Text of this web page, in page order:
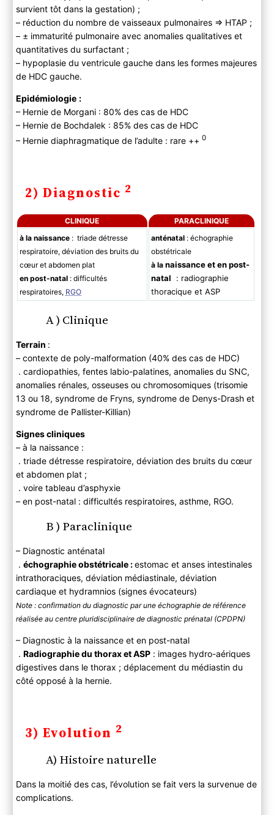
survient tôt dans la gestation) ;
– réduction du nombre de vaisseaux pulmonaires => HTAP ;
– ± immaturité pulmonaire avec anomalies qualitatives et
quantitatives du surfactant ;
– hypoplasie du ventricule gauche dans les formes majeures
de HDC gauche.
Epidémiologie :
– Hernie de Morgani : 80% des cas de HDC
– Hernie de Bochdalek : 85% des cas de HDC
– Hernie diaphragmatique de l’adulte : rare ++ 0
2) Diagnostic 2
CLINIQUE
PARACLINIQUE
à la naissance : triade détresse
respiratoire, déviation des bruits du
cœur et abdomen plat
en post-natal : difficultés
respiratoires, RGO
anténatal : échographie
obstétricale
à la naissance et en post-
natal : radiographie
thoracique et ASP
A ) Clinique
Terrain :
– contexte de poly-malformation (40% des cas de HDC)
. cardiopathies, fentes labio-palatines, anomalies du SNC,
anomalies rénales, osseuses ou chromosomiques (trisomie
13 ou 18, syndrome de Fryns, syndrome de Denys-Drash et
syndrome de Pallister-Killian)
Signes cliniques
– à la naissance :
. triade détresse respiratoire, déviation des bruits du cœur
et abdomen plat ;
. voire tableau d’asphyxie
– en post-natal : difficultés respiratoires, asthme, RGO.
B ) Paraclinique
– Diagnostic anténatal
. échographie obstétricale :estomac et anses intestinales
intrathoraciques, déviation médiastinale, déviation
cardiaque et hydramnios (signes évocateurs)
Note : confirmation du diagnostic par une échographie de référence
réalisée au centre pluridisciplinaire de diagnostic prénatal (CPDPN)
– Diagnostic à la naissance et en post-natal
. Radiographie du thorax et ASP: images hydro-aériques
digestives dans le thorax ; déplacement du médiastin du
côté opposé à la hernie.
3) Evolution 2
A) Histoire naturelle
Dans la moitié des cas, l’évolution se fait vers la survenue de
complications.